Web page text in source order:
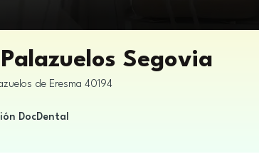
Segovia
de Eresma 40194
DocDental